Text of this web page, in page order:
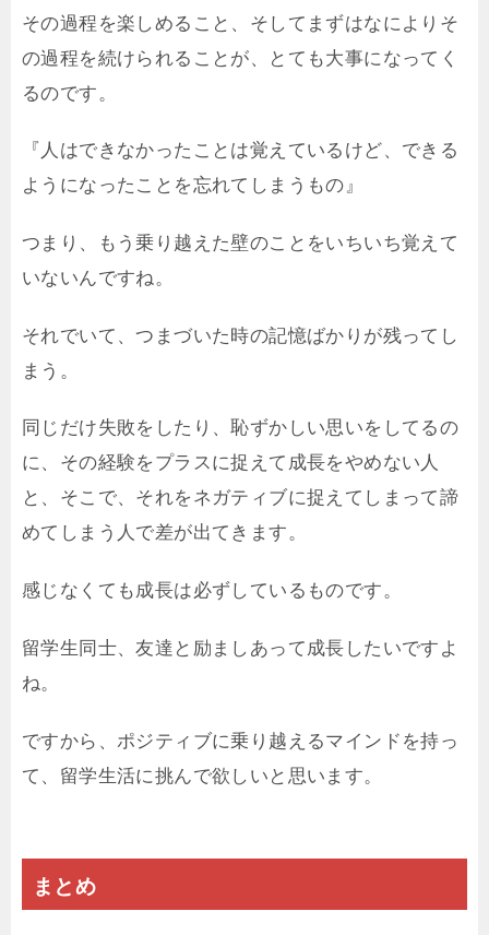
その過程を楽しめること、そしてまずはなによりそ
の過程を続けられることが、とても大事になってく
るのです。
『人はできなかったことは覚えているけど、できる
ようになったことを忘れてしまうもの』
つまり、もう乗り越えた壁のことをいちいち覚えて
いないんですね。
それでいて、つまづいた時の記憶ばかりが残ってし
まう。
同じだけ失敗をしたり、恥ずかしい思いをしてるの
に、その経験をプラスに捉えて成長をやめない人
と、そこで、それをネガティブに捉えてしまって諦
めてしまう人で差が出てきます。
感じなくても成長は必ずしているものです。
留学生同士、友達と励ましあって成長したいですよ
ね。
ですから、ポジティブに乗り越えるマインドを持っ
て、留学生活に挑んで欲しいと思います。
まとめ